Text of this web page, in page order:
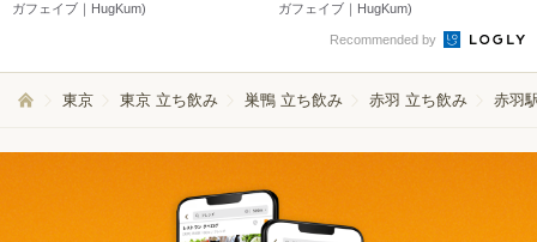
ガフェイブ｜HugKum)
ガフェイブ｜HugKum)
Recommended by
東京 東京 立ち飲み 巣鴨 立ち飲み 赤羽 立ち飲み 赤羽